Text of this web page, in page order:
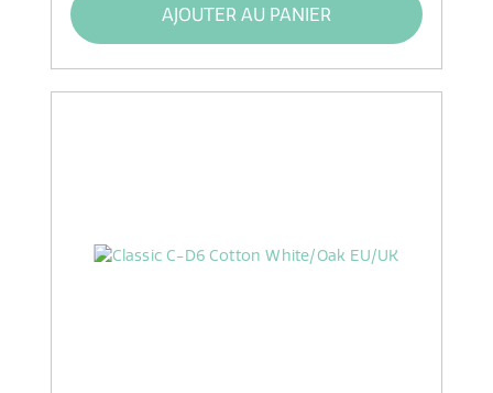
AJOUTER AU PANIER